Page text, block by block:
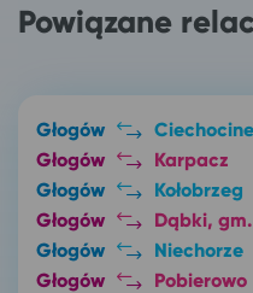
Powiązane
Głogów
Głogów
Karpacz
Głogów
Kołobrzeg
Głogów
Dąbki, gm.
Głogów
Niechorze
Głogów
Pobierowo